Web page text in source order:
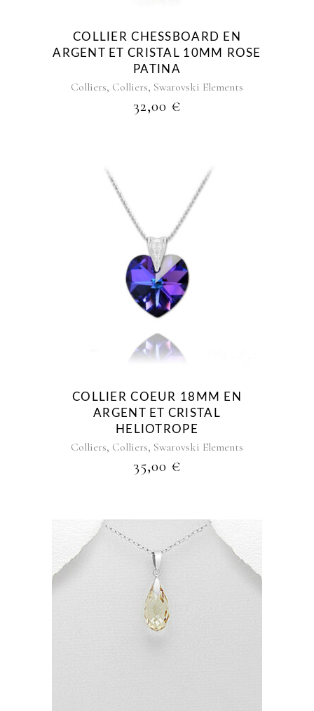
COLLIER CHESSBOARD EN
ARGENT ET CRISTAL 10MM ROSE
PATINA
Colliers, Colliers, Swarovski Elements
32,00 €
COLLIER COEUR 18MM EN
ARGENT ET CRISTAL
HELIOTROPE
Colliers, Colliers, Swarovski Elements
35,00 €